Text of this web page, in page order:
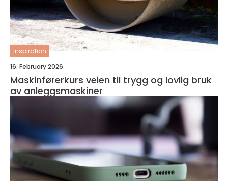
inspiration
16. February 2026
Maskinførerkurs veien til trygg og lovlig bruk
av anleggsmaskiner